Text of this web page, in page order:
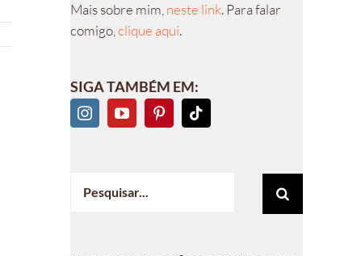
Mais sobre mim, neste link. Para falar
comigo, clique aqui.
SIGA TAMBÉM EM:
resultados